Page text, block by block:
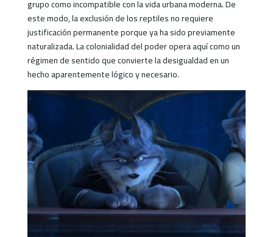
grupo como incompatible con la vida urbana moderna. De
este modo, la exclusión de los reptiles no requiere
justificación permanente porque ya ha sido previamente
naturalizada. La colonialidad del poder opera aquí como un
régimen de sentido que convierte la desigualdad en un
hecho aparentemente lógico y necesario.